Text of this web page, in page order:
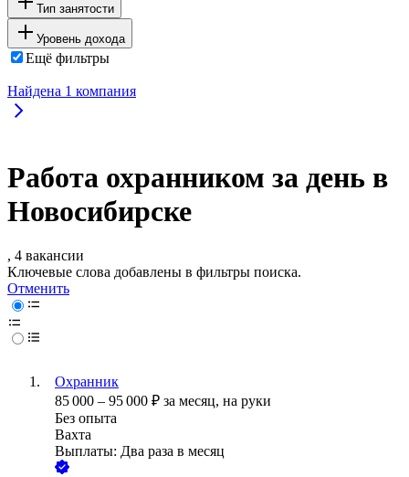
Тип занятости
Уровень дохода
Ещё фильтры
Найдена 1 компания
Работа охранником за день в
Новосибирске
, 4 вакансии
Ключевые слова добавлены в фильтры поиска.
Отменить
Охранник
85 000 – 95 000 ₽ за месяц, на руки
Без опыта
Вахта
Выплаты: Два раза в месяц